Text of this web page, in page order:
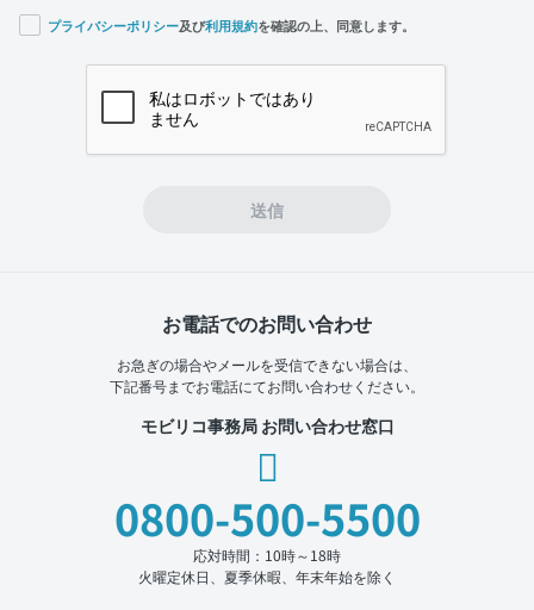
プライバシーポリシー及び利用規約を確認の上、同意します。
送信
お電話でのお問い合わせ
お急ぎの場合やメールを受信できない場合は、
下記番号までお電話にてお問い合わせください。
モビリコ事務局 お問い合わせ窓口
0800-500-5500
応対時間：10時～18時
火曜定休日、夏季休暇、年末年始を除く